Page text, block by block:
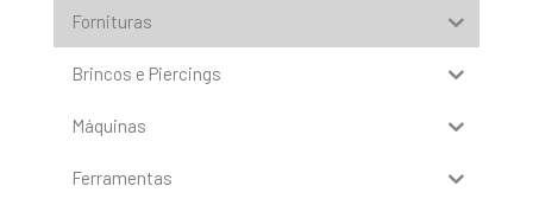
Fornituras
Brincos e Piercings
Máquinas
Ferramentas